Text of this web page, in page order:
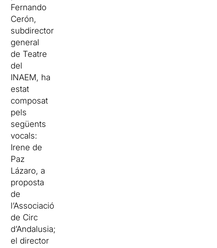
Fernando
Cerón,
subdirector
general
de Teatre
del
INAEM, ha
estat
composat
pels
següents
vocals:
Irene de
Paz
Lázaro, a
proposta
de
l’Associació
de Circ
d’Andalusia;
el director